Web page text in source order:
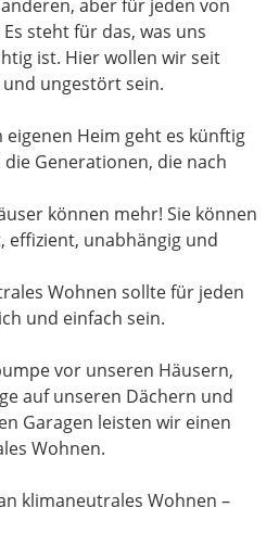
aber für jeden von
steht für das, was uns
ist. Hier wollen wir seit
ungestört sein.
Heim geht es künftig
Generationen, die nach
können mehr! Sie können
effizient, unabhängig und
Wohnen sollte für jeden
und einfach sein.
vor unseren Häusern,
auf unseren Dächern und
Garagen leisten wir einen
Wohnen.
klimaneutrales Wohnen –